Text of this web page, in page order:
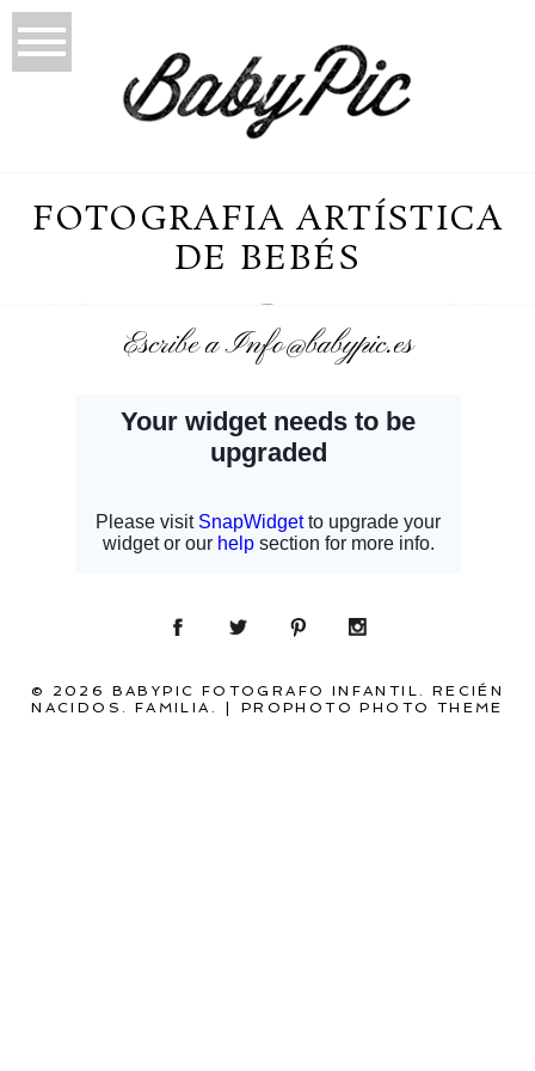
FOTOGRAFIA ARTÍSTICA
DE BEBÉS
Escribe a Info@babypic.es
© 2026 BABYPIC FOTOGRAFO INFANTIL. RECIÉN
NACIDOS. FAMILIA.
PROPHOTO PHOTO THEME